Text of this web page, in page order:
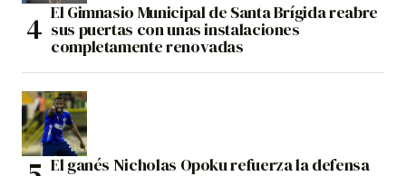
El Gimnasio Municipal de Santa Brígida reabre
sus puertas con unas instalaciones
completamente renovadas
El ganés Nicholas Opoku refuerza la defensa